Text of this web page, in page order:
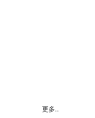
更多..